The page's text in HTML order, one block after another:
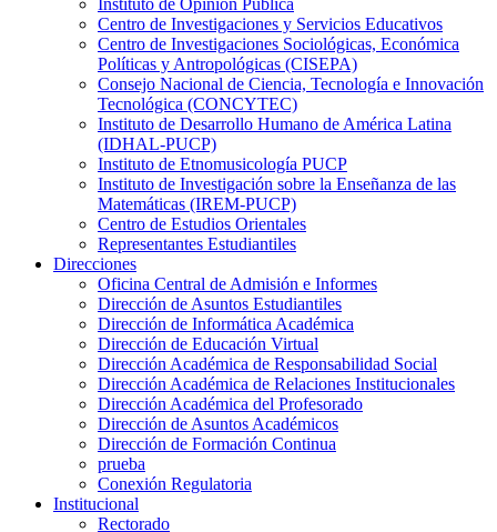
Instituto de Opinión Pública
Centro de Investigaciones y Servicios Educativos
Centro de Investigaciones Sociológicas, Económica
Políticas y Antropológicas (CISEPA)
Consejo Nacional de Ciencia, Tecnología e Innovación
Tecnológica (CONCYTEC)
Instituto de Desarrollo Humano de América Latina
(IDHAL-PUCP)
Instituto de Etnomusicología PUCP
Instituto de Investigación sobre la Enseñanza de las
Matemáticas (IREM-PUCP)
Centro de Estudios Orientales
Representantes Estudiantiles
Direcciones
Oficina Central de Admisión e Informes
Dirección de Asuntos Estudiantiles
Dirección de Informática Académica
Dirección de Educación Virtual
Dirección Académica de Responsabilidad Social
Dirección Académica de Relaciones Institucionales
Dirección Académica del Profesorado
Dirección de Asuntos Académicos
Dirección de Formación Continua
prueba
Conexión Regulatoria
Institucional
Rectorado